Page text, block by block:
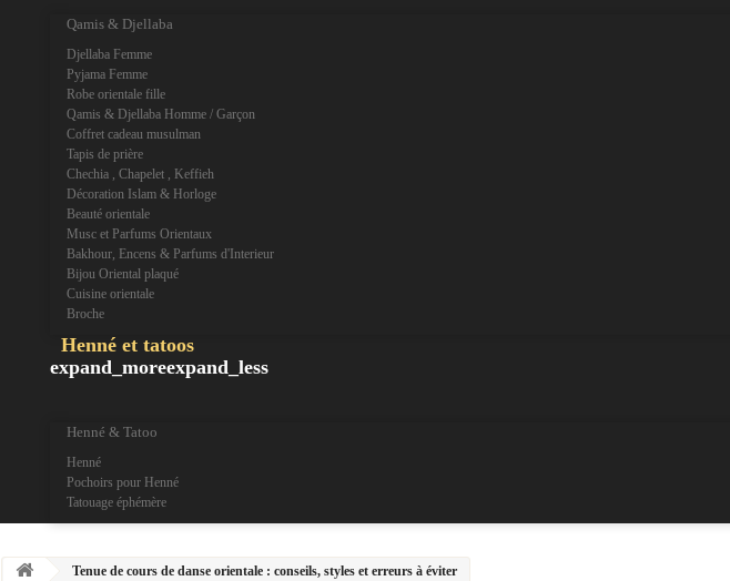
Qamis & Djellaba
Djellaba Femme
Pyjama Femme
Robe orientale fille
Qamis & Djellaba Homme / Garçon
Coffret cadeau musulman
Tapis de prière
Chechia , Chapelet , Keffieh
Décoration Islam & Horloge
Beauté orientale
Musc et Parfums Orientaux
Bakhour, Encens & Parfums d'Interieur
Bijou Oriental plaqué
Cuisine orientale
Broche
Henné et tatoos
expand_moreexpand_less
Henné & Tatoo
Henné
Pochoirs pour Henné
Tatouage éphémère
Tenue de cours de danse orientale : conseils, styles et erreurs à éviter